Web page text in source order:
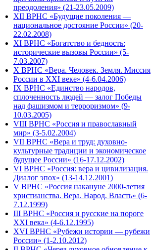
преодоления» (21-23.05.2009)
XII ВРНС «Будущие поколения —
национальное достояние России» (20-
22.02.2008)
XI ВРНС «Богатство и бедность:
исторические вызовы России» (5-
7.03.2007)
X ВРНС «Вера. Человек. Земля. Миссия
России в XXI веке» (4-6.04.2006)
IX ВРНС «Единство народов,
сплоченность людей — залог Победы
над фашизмом и терроризмом» (9-
10.03.2005)
VIII ВРНС «Россия и православный
мир» (3-5.02.2004)
VII ВРНС «Вера и труд: духовно-
культурные традиции и экономическое
будущее России» (16-17.12.2002)
VI ВРНС «Россия: вера и цивилизация.
Диалог эпох» (13-14.12.2001)
V ВРНС «Россия накануне 2000-летия
христианства. Вера. Народ. Власть» (6-
7.12.1999)
III ВРНС «Россия и русские на пороге
XXI века» (4-6.12.1995)
XVI ВРНС «Рубежи истории — рубежи
России» (1-2.10.2012)